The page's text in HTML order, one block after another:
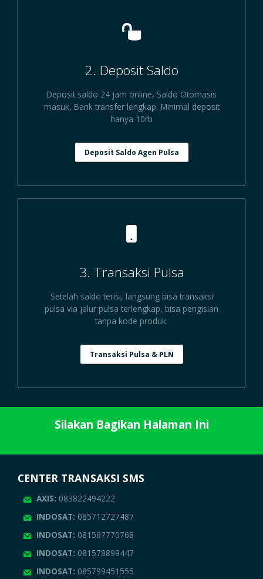
2. Deposit Saldo
Deposit saldo 24 jam online, Saldo Otomasis
masuk, Bank transfer lengkap, Minimal deposit
hanya 10rb
Deposit Saldo Agen Pulsa
3. Transaksi Pulsa
Setelah saldo terisi, langsung bisa transaksi
pulsa via jalur pulsa terlengkap, bisa pengisian
tanpa kode produk.
Transaksi Pulsa & PLN
Silakan Bagikan Halaman Ini
CENTER TRANSAKSI SMS
AXIS: 083822494222
INDOSAT: 085712727487
INDOSAT: 081567770768
INDOSAT: 081578899447
INDOSAT: 085799451555